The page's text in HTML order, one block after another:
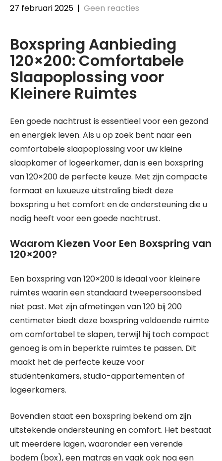
27 februari 2025 | Geen reacties
Boxspring Aanbieding
120×200: Comfortabele
Slaapoplossing voor
Kleinere Ruimtes
Een goede nachtrust is essentieel voor een gezond
en energiek leven. Als u op zoek bent naar een
comfortabele slaapoplossing voor uw kleine
slaapkamer of logeerkamer, dan is een boxspring
van 120×200 de perfecte keuze. Met zijn compacte
formaat en luxueuze uitstraling biedt deze
boxspring u het comfort en de ondersteuning die u
nodig heeft voor een goede nachtrust.
Waarom Kiezen Voor Een Boxspring van
120×200?
Een boxspring van 120×200 is ideaal voor kleinere
ruimtes waarin een standaard tweepersoonsbed
niet past. Met zijn afmetingen van 120 bij 200
centimeter biedt deze boxspring voldoende ruimte
om comfortabel te slapen, terwijl hij toch compact
genoeg is om in beperkte ruimtes te passen. Dit
maakt het de perfecte keuze voor
studentenkamers, studio-appartementen of
logeerkamers.
Bovendien staat een boxspring bekend om zijn
uitstekende ondersteuning en comfort. Het bestaat
uit meerdere lagen, waaronder een verende
bodem (box), een matras en vaak ook nog een